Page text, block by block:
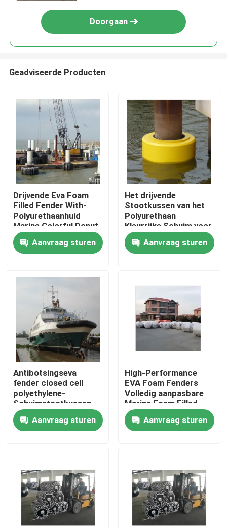
Huis
Ongeveer ons
Fabrieksreis
Kwaliteitscontrole
Contacteer ons
Nieuws
Yokohama Pneumatisch Stootkussen
hydro pneumatisch stootkussen
Doorgaan
Geadviseerde Producten
Drijvende Eva Foam
Filled Fender With-
Polyurethaanhuid
Marine Colorful Donut
Fender
Aanvraag sturen
Het drijvende
Stootkussen van het
Polyurethaan
Kleurrijke Schuim voor
Drijvend de
Doughnutstootkussen
van de
Aanvraag sturen
Antibotsingseva
fender closed cell
polyethylene-
Schuimstootkussen
voor Bootjacht
Aanvraag sturen
High-Performance
EVA Foam Fenders
Volledig aanpasbare
Marine Foam Filled
Fenders
Aanvraag sturen